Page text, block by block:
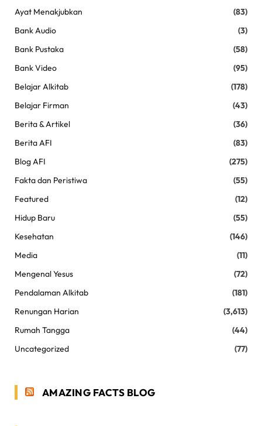
Ayat Menakjubkan
(83)
Bank Audio
(3)
Bank Pustaka
(58)
Bank Video
(95)
Belajar Alkitab
(178)
Belajar Firman
(43)
Berita & Artikel
(36)
Berita AFI
(83)
Blog AFI
(275)
Fakta dan Peristiwa
(55)
Featured
(12)
Hidup Baru
(55)
Kesehatan
(146)
Media
(11)
Mengenal Yesus
(72)
Pendalaman Alkitab
(181)
Renungan Harian
(3,613)
Rumah Tangga
(44)
Uncategorized
(77)
AMAZING FACTS BLOG